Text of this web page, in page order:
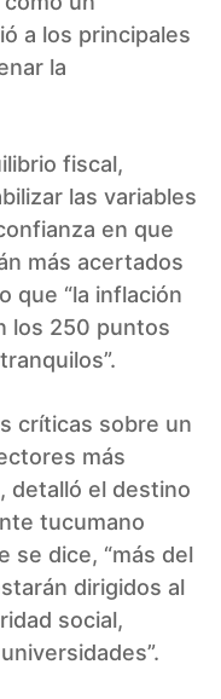
a los principales
la
fiscal,
las variables
en que
más acertados
que “la inflación
los 250 puntos
críticas sobre un
más
detalló el destino
tucumano
se dice, “más del
dirigidos al
social,